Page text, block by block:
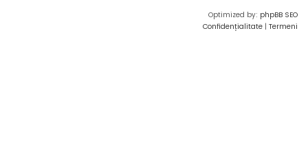
Optimized by: phpBB SEO
Confidențialitate | Termeni